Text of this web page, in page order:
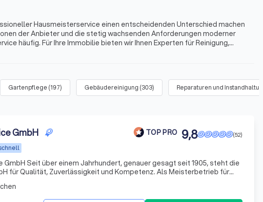
Hausmeisterservice einen entscheidenden Unterschied machen
der Anbieter und die stetig wachsenden Anforderungen moderner
häufig. Für Ihre Immobilie bieten wir Ihnen Experten für Reinigung,
Gartenpflege (197) Gebäudereinigung (303) Reparaturen und Instandhaltung
GmbH TOP PRO (52)
9,8
seit 1905, steht die
für Qualität, Zuverlässigkeit und Kompetenz. Als Meisterbetrieb für
höchste Standards, um Ihre Räumlichkeiten nicht nur sauber, sondern